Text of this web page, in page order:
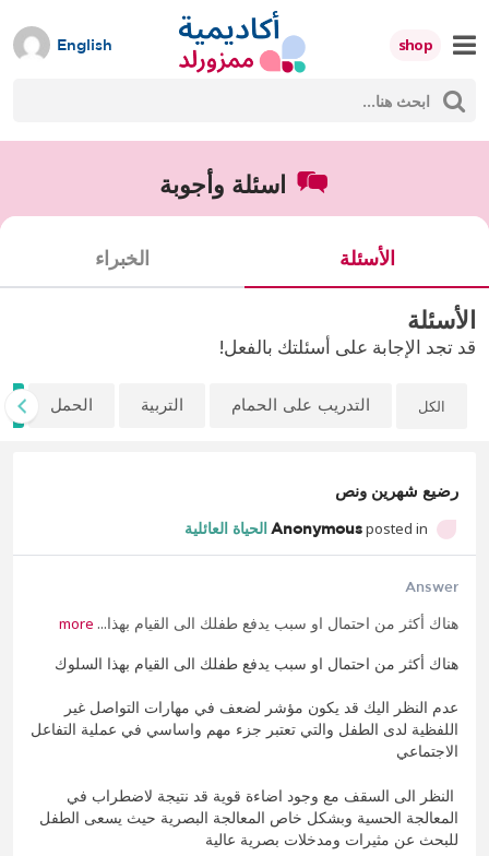
to
content
shop
English
اسئلة وأجوبة
الأسئلة الخبراء
الأسئلة
قد تجد الإجابة على أسئلتك بالفعل!
الكل التدريب على الحمام التربية الحمل
رضيع شهرين ونص
Anonymous posted in الحياة العائلية
Answer
هناك أكثر من احتمال او سبب يدفع طفلك الى القيام بهذا...
هناك أكثر من احتمال او سبب يدفع طفلك الى القيام بهذا السلوك
عدم النظر اليك قد يكون مؤشر لضعف في مهارات التواصل غير
اللفظية لدى الطفل والتي تعتبر جزء مهم واساسي في عملية التفاعل
الاجتماعي
النظر الى السقف مع وجود اضاءة قوية قد نتيجة لاضطراب في
المعالجة الحسية وبشكل خاص المعالجة البصرية حيث يسعى الطفل
للبحث عن مثيرات ومدخلات بصرية عالية